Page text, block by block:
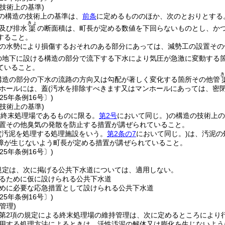
術上の基準)
構造の技術上の基準は、 前条に定めるもののほか、次のとおりとする
び排水 渠
きょ
の断面積は、町長が定める数値を下回らないものとし、
こと。
水勢により損傷するおそれのある部分にあっては、減勢工の設置そ
地下に設ける構造の部分で流下する下水により気圧が急激に変動す
ること。
造の部分の下水の流路の方向又は勾配が著しく変化する箇所その他管
ールには、蓋(汚水を排除すべきます又はマンホールにあっては、密
年条例16号〕)
術上の基準)
末処理場であるものに限る。 第2号において同じ。)の構造の技術上
その他臭気の発散を防止する措置が講ぜられていること。
汚泥を処理する処理施設をいう。 第2条の7において同じ。)は、汚泥
が生じないよう町長が定める措置が講ぜられていること。
年条例16号〕)
定は、次に掲げる公共下水道については、適用しない。
ために仮に設けられる公共下水道
に必要な応急措置として設けられる公共下水道
年条例16号〕)
理)
2項の規定による終末処理場の維持管理は、次に定めるところにより